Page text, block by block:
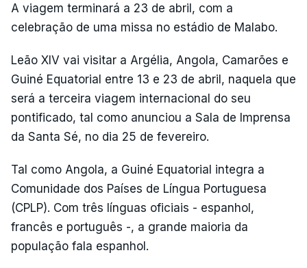
A viagem terminará a 23 de abril, com a
celebração de uma missa no estádio de Malabo.
Leão XIV vai visitar a Argélia, Angola, Camarões e
Guiné Equatorial entre 13 e 23 de abril, naquela que
será a terceira viagem internacional do seu
pontificado, tal como anunciou a Sala de Imprensa
da Santa Sé, no dia 25 de fevereiro.
Tal como Angola, a Guiné Equatorial integra a
Comunidade dos Países de Língua Portuguesa
(CPLP). Com três línguas oficiais - espanhol,
francês e português -, a grande maioria da
população fala espanhol.